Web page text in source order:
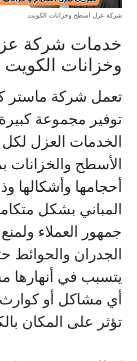
شركة عزل اسطح وخزانات الكويت
خدمات شركة
وخزانات الكويت
تعمل شركة ماستر
توفير مجموعة
الخدمات العزل لكل
الأسطح والخزانات
أحجامها وأشكالها
المباني بشكل
جمهور العملاء
الجدران والحوائط
يتسبب في أنهارها
أي مشاكل أو كوارث
تؤثر على المكان